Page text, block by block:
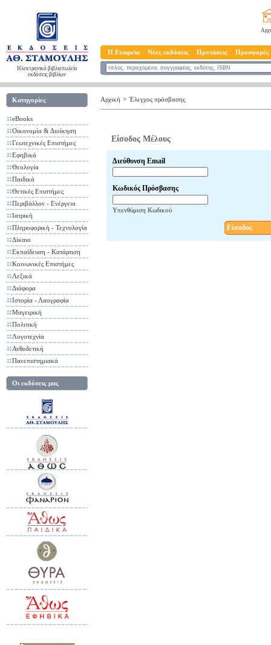
Ηλεκτρονικό βιβλιοπωλείο
εκδόσεις βιβλίων
Η Εταιρεία Νέες εκδόσεις Προτάσεις Προσφορές
Κατηγορίες
eBooks
Οικονομία & Διοίκηση
Γεωτεχνικές Επιστήμες
Εφηβικά
Θεολογία
Παιδικά
Θετικές Επιστήμες
Περιβάλλον - Ενέργεια
Ιατρική
Πληροφορική - Τεχνολογία
Δίκαιο
Εκπαίδευση - Κατάρτιση
Κοινωνικές Επιστήμες
Λεξικά
Διάφορα
Ιστορία - Λαογραφία
Μαγειρική
Πολιτική
Λογοτεχνία
Ανθοδετική
Πανεπιστημιακά
Οι εκδόσεις μας
Αρχική > Έλεγχος πρόσβασης
Είσοδος Μέλους
Διεύθυνση Email
Κωδικός Πρόσβασης
Υπενθύμιση Κωδικού
Είσοδος